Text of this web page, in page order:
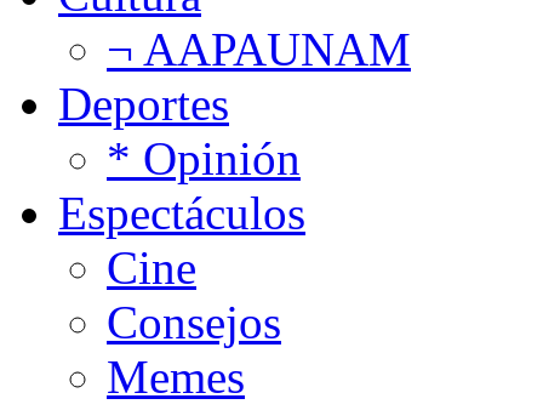
¬ AAPAUNAM
Deportes
* Opinión
Espectáculos
Cine
Consejos
Memes